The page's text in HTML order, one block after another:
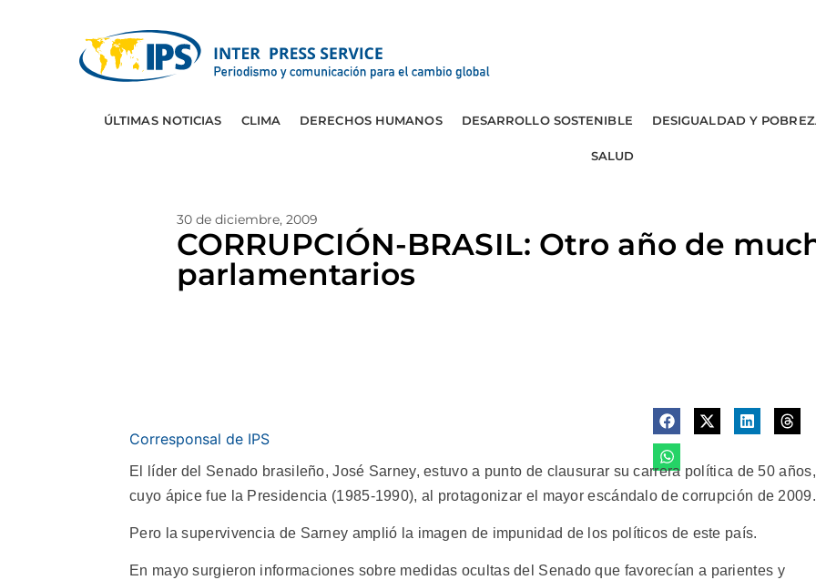
ÚLTIMAS NOTICIAS CLIMA DERECHOS HUMANOS DESARROLLO SOSTENIBLE DESIGUALDAD Y
SALUD
30 de diciembre, 2009
CORRUPCIÓN-BRASIL: Otro año de
parlamentarios
Corresponsal de IPS
El líder del Senado brasileño, José Sarney, estuvo a punto de clausurar su carrera política de 50 años,
cuyo ápice fue la Presidencia (1985-1990), al protagonizar el mayor escándalo de corrupción de 2009.
Pero la supervivencia de Sarney amplió la imagen de impunidad de los políticos de este país.
En mayo surgieron informaciones sobre medidas ocultas del Senado que favorecían a parientes y